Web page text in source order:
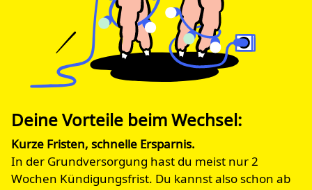
Deine Vorteile beim Wechsel:
Kurze Fristen, schnelle Ersparnis.
In der Grundversorgung hast du meist nur 2
Wochen Kündigungsfrist. Du kannst also schon ab